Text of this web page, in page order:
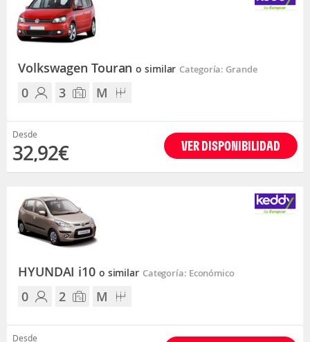
Volkswagen Tourano similar Categoría: Grande
0 3 M
Desde
32,92€ VER DISPONIBILIDAD
HYUNDAI i10 o similar Categoría: Económico
0 2 M
Desde